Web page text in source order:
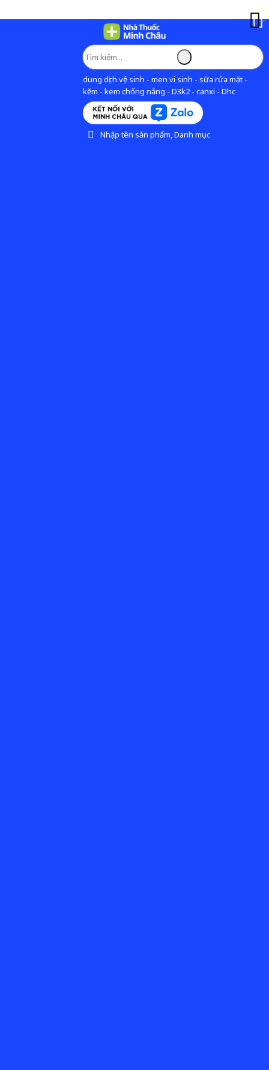
dung dịch vệ sinh - men vi sinh - sữa rửa mặt -
kẽm - kem chống nắng - D3k2 - canxi - Dhc
Nhập tên sản phẩm, Danh mục